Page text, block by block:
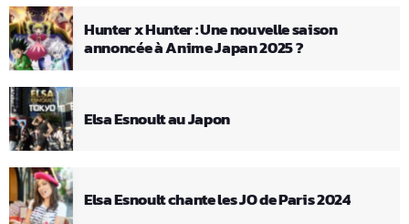
Hunter x Hunter : Une nouvelle saison
annoncée à Anime Japan 2025 ?
Elsa Esnoult au Japon
Elsa Esnoult chante les JO de Paris 2024